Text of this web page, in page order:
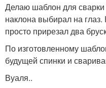
Делаю шаблон для
наклона выбирал на
просто прирезал два
По изготовленному
будущей спинки и
Вуаля..